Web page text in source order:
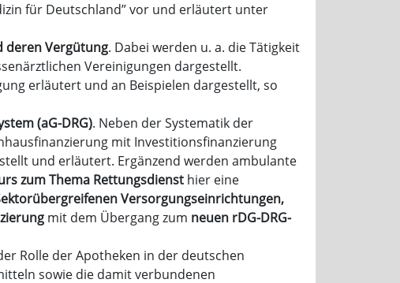
für Deutschland” vor und erläutert unter
deren Vergütung. Dabei werden u. a. die Tätigkeit
Vereinigungen dargestellt.
erläutert und an Beispielen dargestellt, so
(aG-DRG). Neben der Systematik der
mit Investitionsfinanzierung
und erläutert. Ergänzend werden ambulante
zum Thema Rettungsdienst hier eine
Versorgungseinrichtungen,
mit dem Übergang zum neuen rDG-DRG-
Rolle der Apotheken in der deutschen
sowie die damit verbundenen